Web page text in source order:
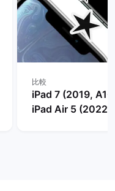
比較
iPad 7 (2019,
iPad Air 5 (2022,